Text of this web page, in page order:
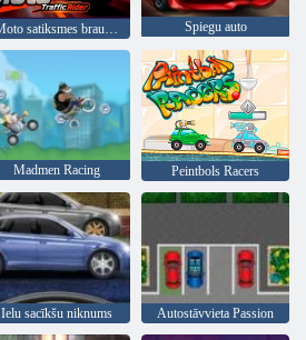
Spiegu auto
Madmen Racing Peintbols Racers
Ielu sacīkšu niknums Autostāvvieta Passion